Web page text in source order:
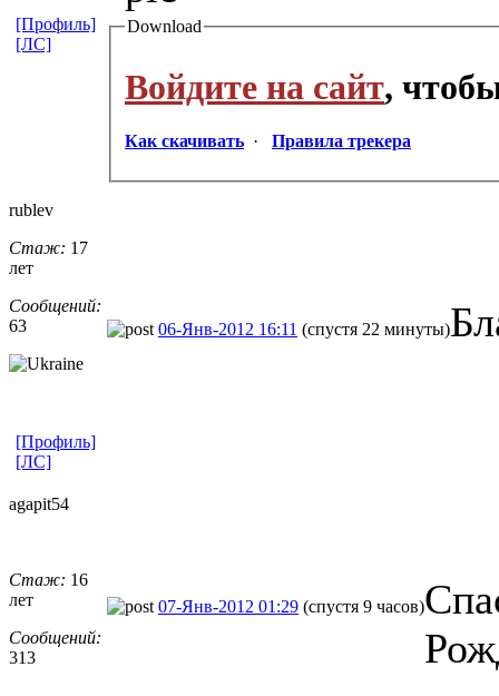
Download
Войдите на сайт,
Как скачивать · Правила трекера
[Профиль]
[ЛС]
rublev
Стаж: 17
лет
Сообщений:
63
06-Янв-2012 16:11 (спустя 22 минуты)
[Профиль]
[ЛС]
agapit54
Стаж: 16
лет
Сообщений:
313
07-Янв-2012 01:29 (спустя 9 часов)